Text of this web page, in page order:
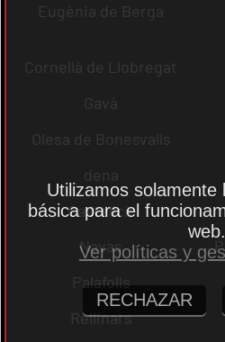
Eugènia de Berga
Cornellà de Llobregat
Gavà
Olesa de Bonesvalls
dena
Castellcir
Navas
Palafolls
Rellinars
Utilizamos solamente
básica para el
Ver políticas y
RECHAZAR